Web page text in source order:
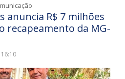
anuncia R$ 7 milhões
recapeamento da MG-